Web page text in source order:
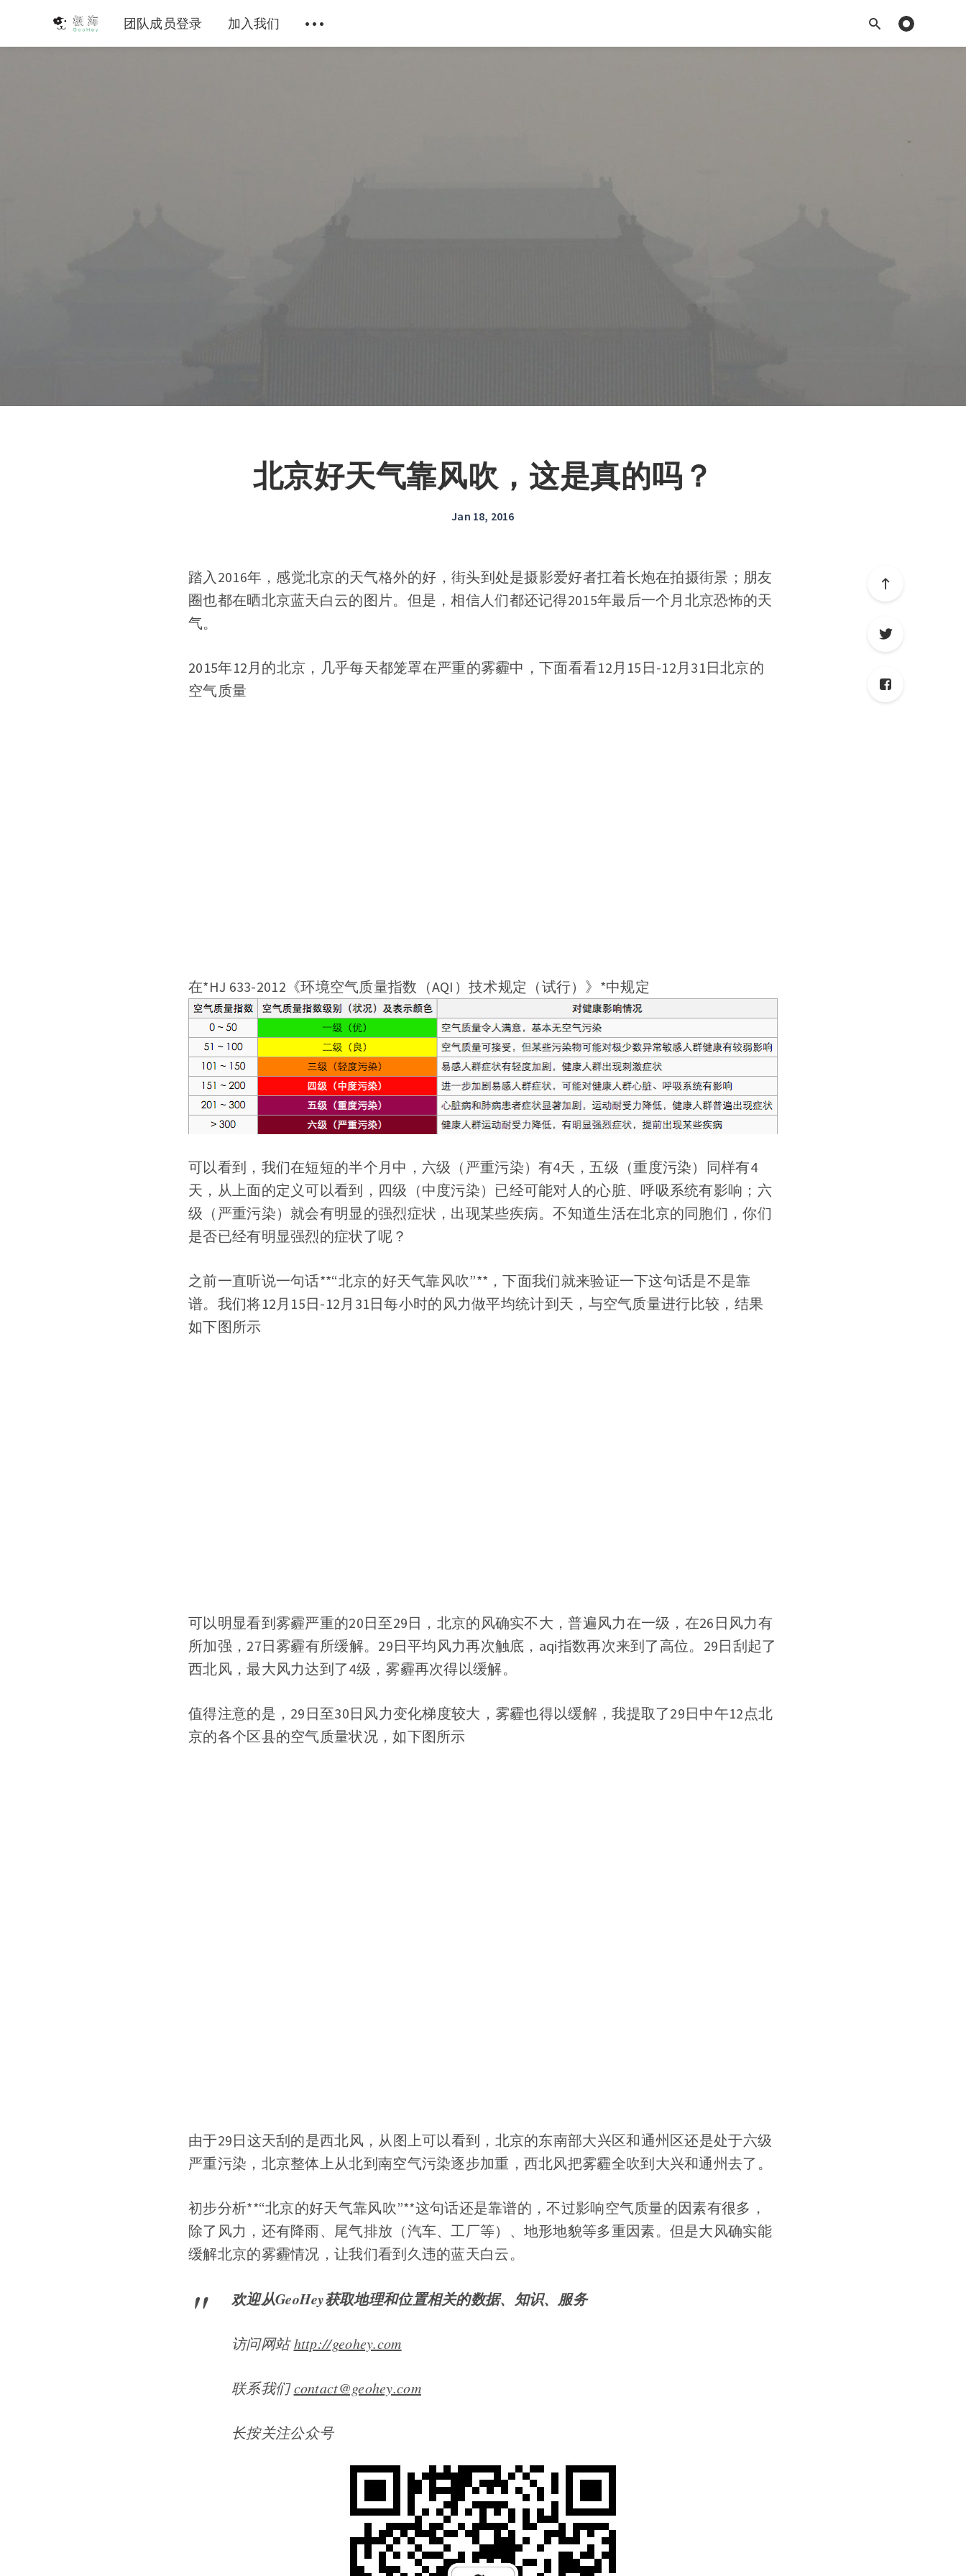
团队成员登录 加入我们
北京好天气靠风吹，这是真的吗？
Jan 18, 2016
踏入2016年，感觉北京的天气格外的好，街头到处是摄影爱好者扛着长炮在拍摄街景；朋友
圈也都在晒北京蓝天白云的图片。但是，相信人们都还记得2015年最后一个月北京恐怖的天
气。
2015年12月的北京，几乎每天都笼罩在严重的雾霾中，下面看看12月15日-12月31日北京的
空气质量
在*HJ 633-2012《环境空气质量指数（AQI）技术规定（试行）》*中规定
可以看到，我们在短短的半个月中，六级（严重污染）有4天，五级（重度污染）同样有4
天，从上面的定义可以看到，四级（中度污染）已经可能对人的心脏、呼吸系统有影响；六
级（严重污染）就会有明显的强烈症状，出现某些疾病。不知道生活在北京的同胞们，你们
是否已经有明显强烈的症状了呢？
之前一直听说一句话**“北京的好天气靠风吹”**，下面我们就来验证一下这句话是不是靠
谱。我们将12月15日-12月31日每小时的风力做平均统计到天，与空气质量进行比较，结果
如下图所示
可以明显看到雾霾严重的20日至29日，北京的风确实不大，普遍风力在一级，在26日风力有
所加强，27日雾霾有所缓解。29日平均风力再次触底，aqi指数再次来到了高位。29日刮起了
西北风，最大风力达到了4级，雾霾再次得以缓解。
值得注意的是，29日至30日风力变化梯度较大，雾霾也得以缓解，我提取了29日中午12点北
京的各个区县的空气质量状况，如下图所示
由于29日这天刮的是西北风，从图上可以看到，北京的东南部大兴区和通州区还是处于六级
严重污染，北京整体上从北到南空气污染逐步加重，西北风把雾霾全吹到大兴和通州去了。
初步分析**“北京的好天气靠风吹”**这句话还是靠谱的，不过影响空气质量的因素有很多，
除了风力，还有降雨、尾气排放（汽车、工厂等）、地形地貌等多重因素。但是大风确实能
缓解北京的雾霾情况，让我们看到久违的蓝天白云。
欢迎从GeoHey获取地理和位置相关的数据、知识、服务
访问网站http://geohey.com
联系我们contact@geohey.com
长按关注公众号